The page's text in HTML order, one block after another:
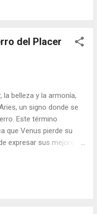
Aquí, Júpiter busca
del Placer
la belleza y la armonía,
un signo donde se
Este término
que Venus pierde su
expresar sus mejores
placer, el refinamiento
su energía se torna